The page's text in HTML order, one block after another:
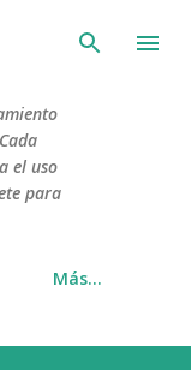
el uso
para
Más…